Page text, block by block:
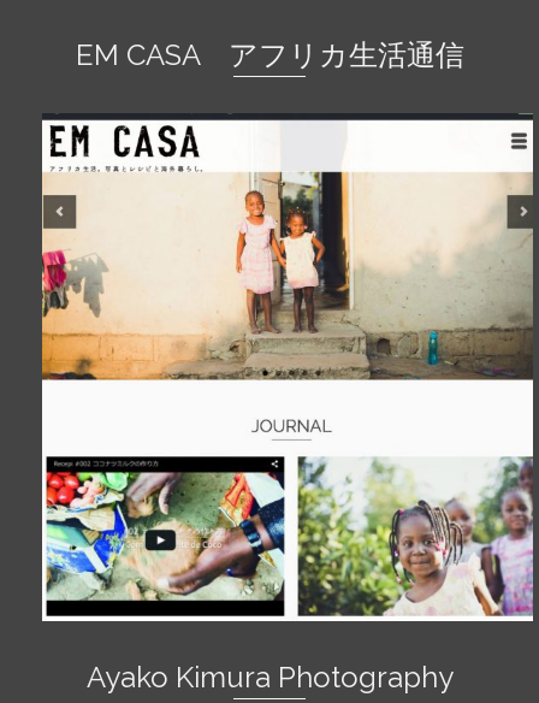
EM CASA アフリカ生活通信
Ayako Kimura Photography